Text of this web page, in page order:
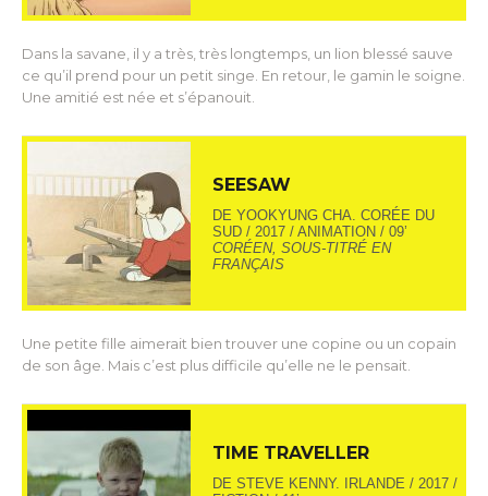
Dans la savane, il y a très, très longtemps, un lion blessé sauve
ce qu’il prend pour un petit singe. En retour, le gamin le soigne.
Une amitié est née et s’épanouit.
SEESAW
DE YOOKYUNG CHA. CORÉE DU
SUD / 2017 / ANIMATION / 09’
CORÉEN, SOUS-TITRÉ EN
FRANÇAIS
Une petite fille aimerait bien trouver une copine ou un copain
de son âge. Mais c’est plus difficile qu’elle ne le pensait.
TIME TRAVELLER
DE STEVE KENNY. IRLANDE / 2017 /